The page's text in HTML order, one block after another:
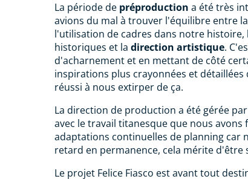
La période de préproduction a été très
avions du mal à trouver l'équilibre entre la
l'utilisation de cadres dans notre histoire,
historiques et la direction artistique.
d'acharnement et en mettant de côté
inspirations plus crayonnées et détaillées
réussi à nous extirper de ça.
La direction de production a été gérée
avec le travail titanesque que nous avons
adaptations continuelles de planning car
retard en permanence, cela mérite d'être
Le projet Felice Fiasco est avant tout